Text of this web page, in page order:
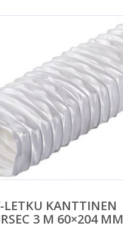
LETKU KANTTINEN
3 M 60×204 MM